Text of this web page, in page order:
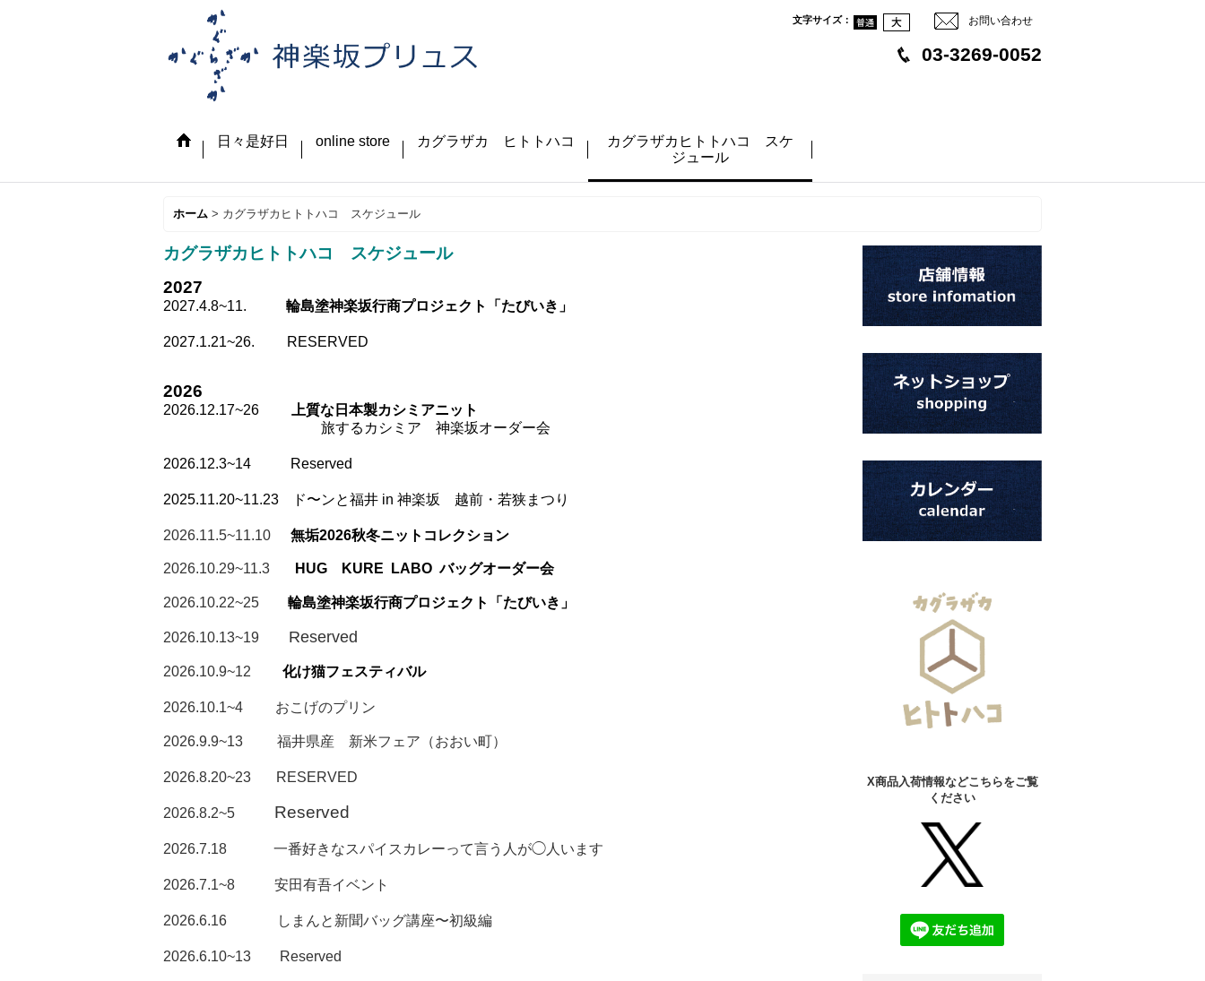
お問い合わせ
文字サイズ：
03-3269-0052
日々是好日 online store カグラザカ ヒトトハコ
カグラザカヒトトハコ スケ
ジュール
ホーム > カグラザカヒトトハコ スケジュール
カグラザカヒトトハコ スケジュール
2027
2027.4.8~11. 輪島塗神楽坂行商プロジェクト「たびいき」
2027.1.21~26. RESERVED
2026
2026.12.17~26
上質な日本製カシミアニット
旅するカシミア 神楽坂オーダー会
2026.12.3~14 Reserved
2025.11.20~11.23 ド〜ンと福井 in 神楽坂 越前・若狭まつり
2026.11.5~11.10 無垢2026秋冬ニットコレクション
2026.10.29~11.3 HUG KURE LABO バッグオーダー会
2026.10.22~25 輪島塗神楽坂行商プロジェクト「たびいき」
2026.10.13~19 Reserved
2026.10.9~12 化け猫フェスティバル
2026.10.1~4 おこげのプリン
2026.9.9~13 福井県産 新米フェア（おおい町）
2026.8.20~23 RESERVED
2026.8.2~5 Reserved
2026.7.18 一番好きなスパイスカレーって言う人が◯人います
2026.7.1~8 安田有吾イベント
2026.6.16 しまんと新聞バッグ講座〜初級編
2026.6.10~13 Reserved
X商品入荷情報などこちらをご覧
ください